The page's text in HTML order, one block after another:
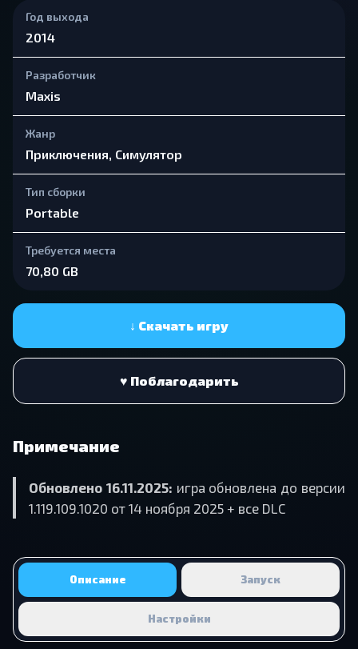
Год выхода
2014
Разработчик
Maxis
Жанр
Приключения, Симулятор
Тип сборки
Portable
Требуется места
70,80 GB
↓ Скачать игру
♥ Поблагодарить
Примечание
Обновлено 16.11.2025: игра обновлена до версии
1.119.109.1020 от 14 ноября 2025 + все DLC
Описание Запуск
Настройки